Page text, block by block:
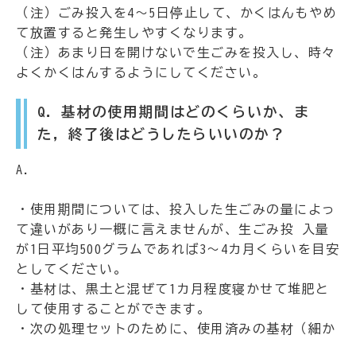
（注）ごみ投入を4～5日停止して、かくはんもやめ
て放置すると発生しやすくなります。
（注）あまり日を開けないで生ごみを投入し、時々
よくかくはんするようにしてください。
Q．基材の使用期間はどのくらいか、ま
た，終了後はどうしたらいいのか？
A.
・使用期間については、投入した生ごみの量によっ
て違いがあり一概に言えませんが、生ごみ投 入量
が1日平均500グラムであれば3～4カ月くらいを目安
としてください。
・基材は、黒土と混ぜて1カ月程度寝かせて堆肥と
して使用することができます。
・次の処理セットのために、使用済みの基材（細か